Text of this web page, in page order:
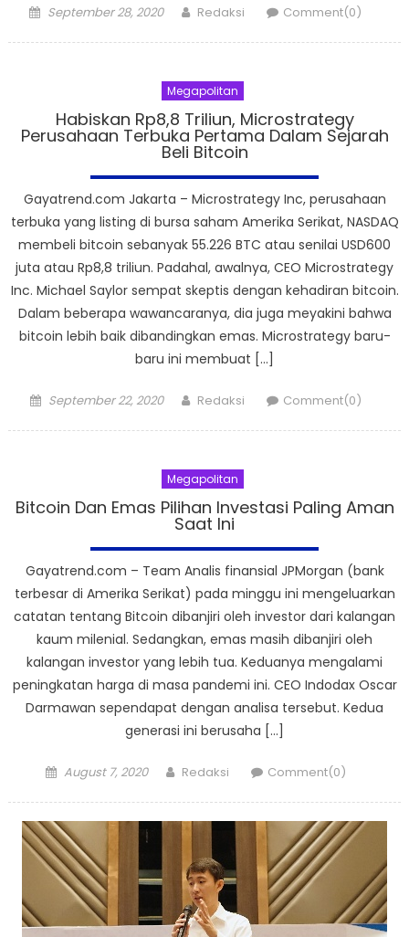
Posted
September 28, 2020 Author
Redaksi Comment(0)
Megapolitan
Habiskan Rp8,8 Triliun, Microstrategy
Perusahaan Terbuka Pertama Dalam Sejarah
Beli Bitcoin
Gayatrend.com Jakarta – Microstrategy Inc, perusahaan
terbuka yang listing di bursa saham Amerika Serikat, NASDAQ
membeli bitcoin sebanyak 55.226 BTC atau senilai USD600
juta atau Rp8,8 triliun. Padahal, awalnya, CEO Microstrategy
Inc. Michael Saylor sempat skeptis dengan kehadiran bitcoin.
Dalam beberapa wawancaranya, dia juga meyakini bahwa
bitcoin lebih baik dibandingkan emas. Microstrategy baru-
baru ini membuat […]
Posted
September 22, 2020 Author
Redaksi Comment(0)
Megapolitan
Bitcoin Dan Emas Pilihan Investasi Paling Aman
Saat Ini
Gayatrend.com – Team Analis finansial JPMorgan (bank
terbesar di Amerika Serikat) pada minggu ini mengeluarkan
catatan tentang Bitcoin dibanjiri oleh investor dari kalangan
kaum milenial. Sedangkan, emas masih dibanjiri oleh
kalangan investor yang lebih tua. Keduanya mengalami
peningkatan harga di masa pandemi ini. CEO Indodax Oscar
Darmawan sependapat dengan analisa tersebut. Kedua
generasi ini berusaha […]
Posted
August 7, 2020 Author
Redaksi Comment(0)